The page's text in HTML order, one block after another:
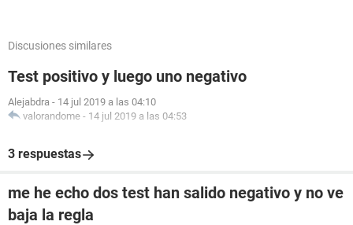
Discusiones similares
Test positivo y luego uno negativo
Alejabdra - 14 jul 2019 a las 04:10
valorandome - 14 jul 2019 a las 04:53
3 respuestas
me he echo dos test han salido negativo y no ve
baja la regla